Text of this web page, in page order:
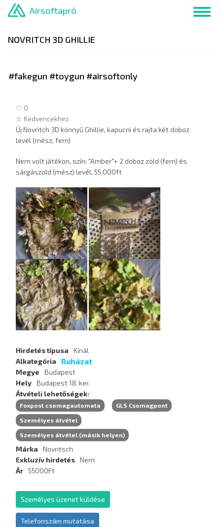
Ugrás
Airsoftapró
NOVRITCH 3D GHILLIE
#fakegun #toygun #airsoftonly
♡ 0
☆ Kedvencekhez
Új Novritch 3D könnyű Ghillie, kapucni és rajta két doboz
levél (mész, fern)
Nem volt játékon, szín: "Amber"+ 2 doboz zöld (fern) és
sárgászöld (mész) levél, 55.000ft
Hirdetés
képei
Hirdetés típusa
Kínál
Alkategória
Ruházat
Megye
Budapest
Hely
Budapest 18. ker.
Átvételi lehetőségek
Foxpost csomagautomata GLS Csomagpont
Személyes átvétel
Személyes átvétel (másik helyen)
Márka
Novritsch
Exkluzív hirdetés
Nem
Ár
55000Ft
Személyes üzenet küldése
Telefonszám mutatása